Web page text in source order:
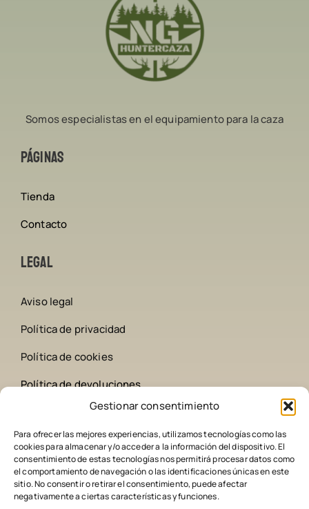
Gestionar consentimiento
Para ofrecer las mejores experiencias, utilizamos tecnologías como las
cookies para almacenar y/o acceder a la información del dispositivo. El
consentimiento de estas tecnologías nos permitirá procesar datos como
el comportamiento de navegación o las identificaciones únicas en este
sitio. No consentir o retirar el consentimiento, puede afectar
negativamente a ciertas características y funciones.
Somos especialistas en el equipamiento para la caza
Páginas
Tienda
Contacto
Legal
Aviso legal
Política de privacidad
Política de cookies
Política de devoluciones
642 258 209
comederoscaza@gmail.com